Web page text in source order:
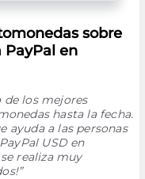
sobre
PayPal en
de los mejores
hasta la fecha.
ayuda a las personas
USD en
realiza muy